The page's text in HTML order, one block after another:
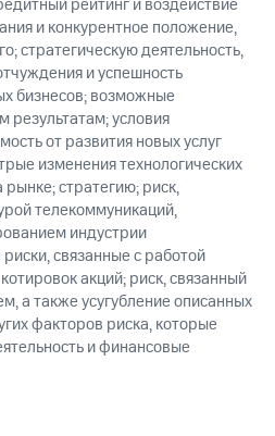
рейтинг и воздействие
и конкурентное положение,
стратегическую деятельность,
и успешность
бизнесов; возможные
результатам; условия
от развития новых услуг
изменения технологических
стратегию; риск,
телекоммуникаций,
индустрии
связанные с работой
акций; риск, связанный
а также усугубление описанных
факторов риска, которые
и финансовые